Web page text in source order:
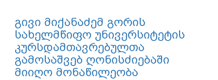
გივი მიქანაძემ გორის
სახელმწიფო უნივერსიტეტის
კურსდამთავრებულთა
გამოსაშვებ ღონისძიებაში
მიიღო მონაწილეობა